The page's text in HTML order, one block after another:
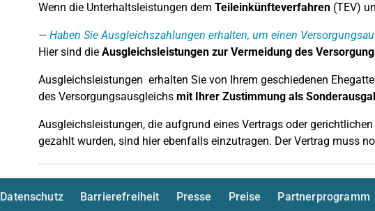
Wenn die Unterhaltsleistungen dem Teileinkünfteverfahren(TEV)
Haben Sie Ausgleichszahlungen erhalten, um einen
Hier sind die Ausgleichsleistungen zur Vermeidung des
Ausgleichsleistungen erhalten Sie von Ihrem geschiedenen
des Versorgungsausgleichsmit Ihrer Zustimmung als
Ausgleichsleistungen, die aufgrund eines Vertrags oder
gezahlt wurden, sind hier ebenfalls einzutragen. Der Vertrag muss
Datenschutz Barrierefreiheit Presse Preise
Partnerprogramm